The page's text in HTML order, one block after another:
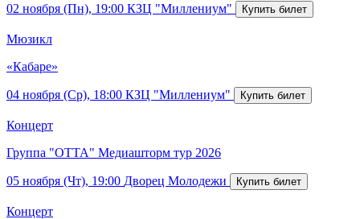
02 ноября (Пн), 19:00 КЗЦ "Миллениум"
Мюзикл
«Кабаре»
04 ноября (Ср), 18:00 КЗЦ "Миллениум"
Концерт
Группа "ОТТА" Медиашторм тур 2026
05 ноября (Чт), 19:00 Дворец Молодежи
Концерт